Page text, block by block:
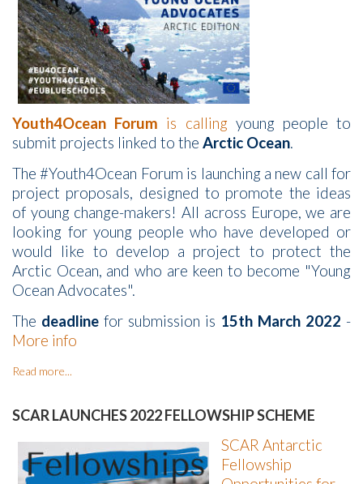
Youth4Ocean Forum is callingyoung people to
submit projects linked to the Arctic Ocean.
The #Youth4Ocean Forum is launching a new call for
project proposals, designed to promote the ideas
of young change-makers! All across Europe, we are
looking for young people who have developed or
would like to develop a project to protect the
Arctic Ocean, and who are keen to become "Young
Ocean Advocates".
The deadline for submission is 15th March 2022 -
More info
Read more...
SCAR LAUNCHES 2022 FELLOWSHIP SCHEME
SCAR Antarctic
Fellowship